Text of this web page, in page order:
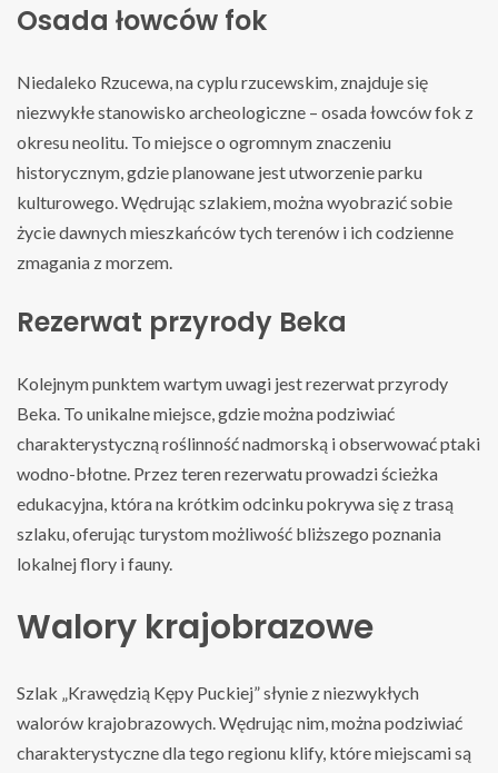
Osada łowców fok
Niedaleko Rzucewa, na cyplu rzucewskim, znajduje się
niezwykłe stanowisko archeologiczne – osada łowców fok z
okresu neolitu. To miejsce o ogromnym znaczeniu
historycznym, gdzie planowane jest utworzenie parku
kulturowego. Wędrując szlakiem, można wyobrazić sobie
życie dawnych mieszkańców tych terenów i ich codzienne
zmagania z morzem.
Rezerwat przyrody Beka
Kolejnym punktem wartym uwagi jest rezerwat przyrody
Beka. To unikalne miejsce, gdzie można podziwiać
charakterystyczną roślinność nadmorską i obserwować ptaki
wodno-błotne. Przez teren rezerwatu prowadzi ścieżka
edukacyjna, która na krótkim odcinku pokrywa się z trasą
szlaku, oferując turystom możliwość bliższego poznania
lokalnej flory i fauny.
Walory krajobrazowe
Szlak „Krawędzią Kępy Puckiej” słynie z niezwykłych
walorów krajobrazowych. Wędrując nim, można podziwiać
charakterystyczne dla tego regionu klify, które miejscami są